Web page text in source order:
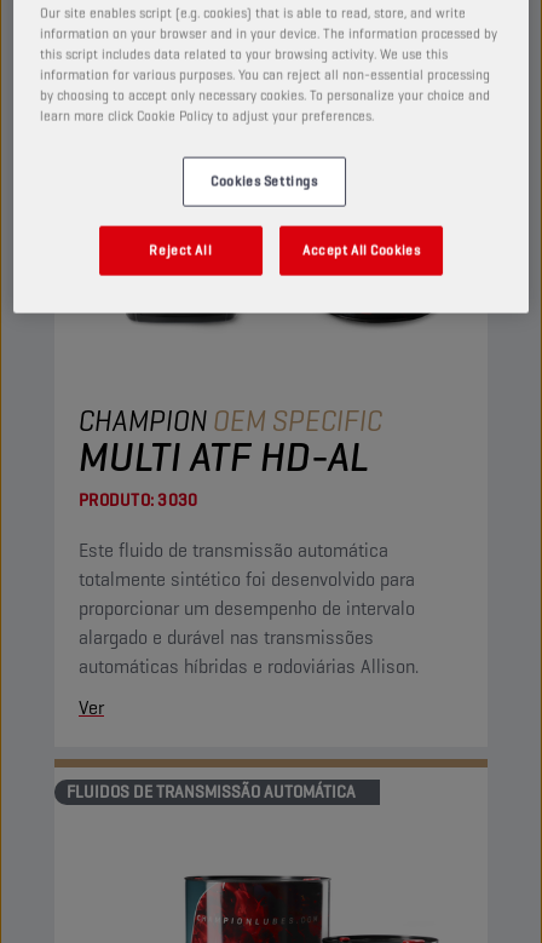
CHAMPIONOEM SPECIFIC
MULTI ATF HD-AL
PRODUTO:3030
Este fluido de transmissão automática
totalmente sintético foi desenvolvido para
proporcionar um desempenho de intervalo
alargado e durável nas transmissões
automáticas híbridas e rodoviárias Allison.
Ver
FLUIDOS DE TRANSMISSÃO AUTOMÁTICA
Our site enables script (e.g. cookies) that is able to read, store, and write
information on your browser and in your device. The information processed by
this script includes data related to your browsing activity. We use this
information for various purposes. You can reject all non-essential processing
by choosing to accept only necessary cookies. To personalize your choice and
learn more click Cookie Policy to adjust your preferences.
Cookies Settings
Reject All Accept All Cookies